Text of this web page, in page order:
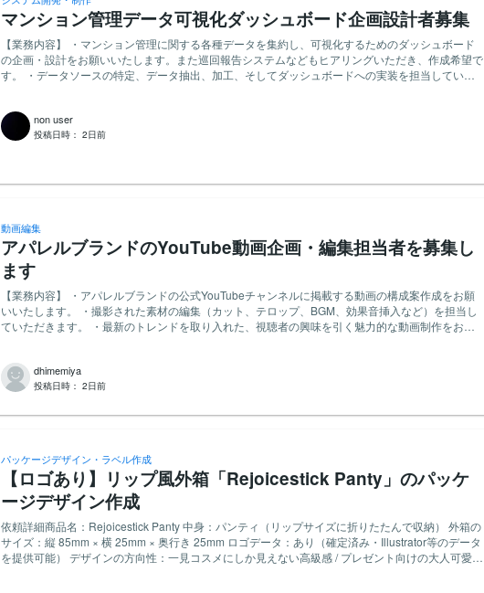
マンション管理データ可視化ダッシュボード企画設計者募集
【業務内容】 ・マンション管理に関する各種データを集約し、可視化するためのダッシュボード
の企画・設計をお願いいたします。また巡回報告システムなどもヒアリングいただき、作成希望で
す。 ・データソースの特定、データ抽出、加工、そしてダッシュボードへの実装を担当していた
はオンライン相談希望 【必須条件】 ・データ分析や可視化ツール（Tableau, Power BI等）の使用
経験をお持ちの方 ・SQLを用いたデータ抽出・加工の経験をお持ちの方 ・論理的思考力を持ち、
をお持ちの方 ・マンション管理業務に関する基本的な知識をお持ちの方 ・プロジェクトマネジメ
non user
投稿日時： 2日前
動画編集
アパレルブランドのYouTube動画企画・編集担当者を募集し
ます
【業務内容】 ・アパレルブランドの公式YouTubeチャンネルに掲載する動画の構成案作成をお願
いいたします。 ・撮影された素材の編集（カット、テロップ、BGM、効果音挿入など）を担当し
ていただきます。 ・最新のトレンドを取り入れた、視聴者の興味を引く魅力的な動画制作をお願
し、納期を守って作業を進められる方 ・ファッションやアパレル業界に興味があり、トレンドに
敏感な方 【歓迎条件】 ・YouTubeチャンネルの運用経験や、動画の企画・構成経験をお持ちの方
一連の業務経験をお持ちの方 ・VLOGや商品紹介動画の制作経験をお持ちの方 継続的に制作予定
dhimemiya
投稿日時： 2日前
パッケージデザイン・ラベル作成
【ロゴあり】リップ風外箱「Rejoicestick Panty」のパッケ
ージデザイン作成
依頼詳細商品名：Rejoicestick Panty 中身：パンティ（リップサイズに折りたたんで収納） 外箱の
サイズ：縦 85mm × 横 25mm × 奥行き 25mm ロゴデータ：あり（確定済み・Illustrator等のデータ
を提供可能） デザインの方向性：一見コスメにしか見えない高級感 / プレゼント向けの大人可愛い